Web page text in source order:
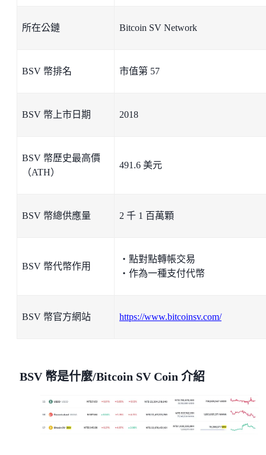
所在公鏈 Bitcoin SV Network
BSV 幣排名 市值第 57
BSV 幣上市日期 2018
BSV 幣歷史最高價
（ATH）
491.6 美元
BSV 幣總供應量 2 千 1 百萬顆
BSV 幣代幣作用
・點對點轉帳交易
・作為一種支付代幣
BSV 幣官方網站 https://www.bitcoinsv.com/
BSV 幣是什麼/Bitcoin SV Coin 介紹